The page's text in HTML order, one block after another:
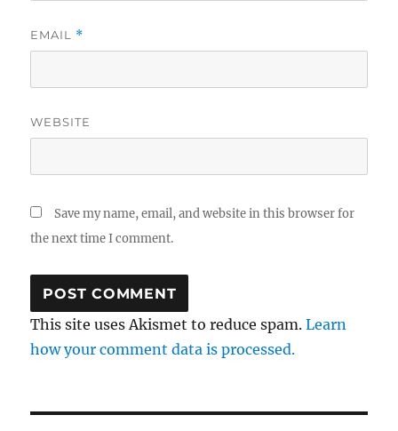
EMAIL *
WEBSITE
Save my name, email, and website in this browser for
the next time I comment.
This site uses Akismet to reduce spam.Learn
how your comment data is processed.